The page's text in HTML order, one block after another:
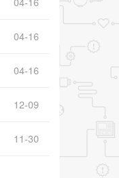
04-16
04-16
12-09
11-30